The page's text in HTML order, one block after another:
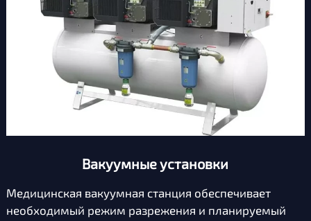
Вакуумные установки
Медицинская вакуумная станция обеспечивает
необходимый режим разрежения и планируемый